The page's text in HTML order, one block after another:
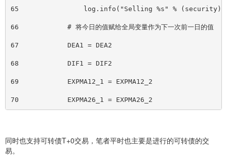
65                log.info("Selling %s" % (security))
66            # 将今日的值赋给全局变量作为下一次前一日的值
67            DEA1 = DEA2
68            DIF1 = DIF2
69            EXPMA12_1 = EXPMA12_2
70            EXPMA26_1 = EXPMA26_2
同时也支持可转债T+0交易，笔者平时也主要是进行的可转债的交
易。